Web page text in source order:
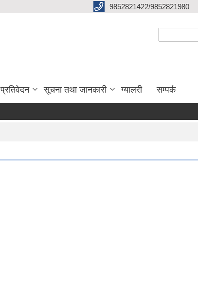
9852821422/9852821980
प्रतिवेदन सूचना तथा जानकारी ग्यालरी सम्पर्क